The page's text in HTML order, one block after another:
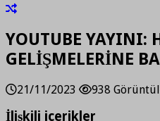
YOUTUBE YAYINI:
GELİŞMELERİNE
21/11/2023 938
İlişkili içerikler